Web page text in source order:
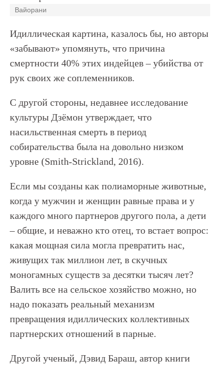
Вайорани
Идиллическая картина, казалось бы, но авторы
«забывают» упомянуть, что причина
смертности 40% этих индейцев – убийства от
рук своих же соплеменников.
С другой стороны, недавнее исследование
культуры Дзёмон утверждает, что
насильственная смерть в период
собирательства была на довольно низком
уровне (Smith-Strickland, 2016).
Если мы созданы как полиаморные животные,
когда у мужчин и женщин равные права и у
каждого много партнеров другого пола, а дети
– общие, и неважно кто отец, то встает вопрос:
какая мощная сила могла превратить нас,
живущих так миллион лет, в скучных
моногамных существ за десятки тысяч лет?
Валить все на сельское хозяйство можно, но
надо показать реальный механизм
превращения идиллических коллективных
партнерских отношений в парные.
Другой ученый, Дэвид Бараш, автор книги